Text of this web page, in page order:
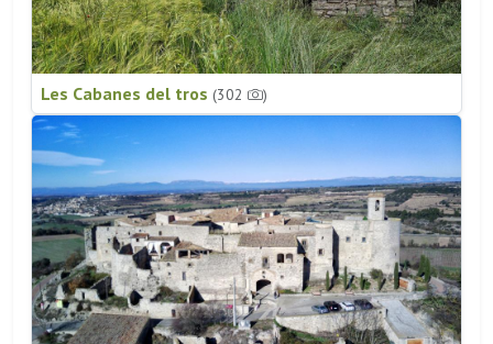
Les Cabanes del tros (302 )